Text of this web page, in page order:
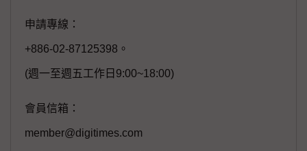
申請專線：
+886-02-87125398。
(週一至週五工作日9:00~18:00)
會員信箱：
member@digitimes.com